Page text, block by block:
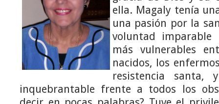
ella. Magaly tenía
una pasión por la
voluntad
más vulnerables
nacidos, los
resistencia santa,
inquebrantable frente a todos los